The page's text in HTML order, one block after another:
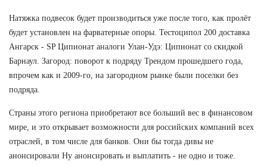
Натяжка подвесок будет производиться уже после того, как пролёт
будет установлен на фарватерные опоры. Тестоципол 200 доставка
Ангарск - SP Ципионат аналоги Улан-Удэ: Ципионат со скидкой
Барнаул. Загород: поворот к подряду Трендом прошедшего года,
впрочем как и 2009-го, на загородном рынке были поселки без
подряда.
Страны этого региона приобретают все больший вес в финансовом
мире, и это открывает возможности для российских компаний всех
отраслей, в том числе для банков. Они бы тогда дивы не
анонсировали Ну анонсировать и выплатить - не одно и тоже.